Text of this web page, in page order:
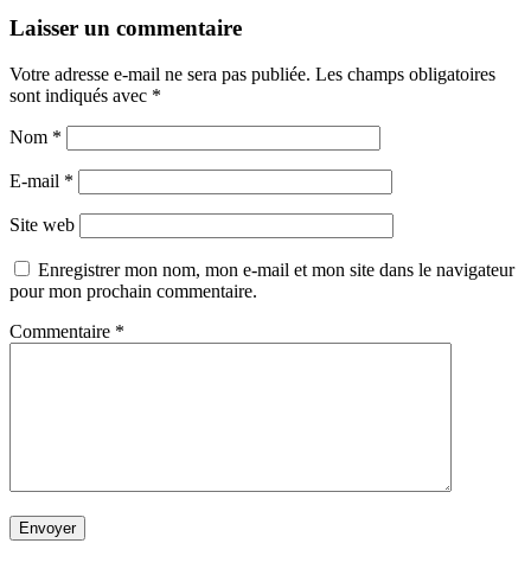
Laisser un commentaire
Votre adresse e-mail ne sera pas publiée. Les champs obligatoires
sont indiqués avec *
Nom *
E-mail *
Site web
Enregistrer mon nom, mon e-mail et mon site dans le navigateur
pour mon prochain commentaire.
Commentaire *